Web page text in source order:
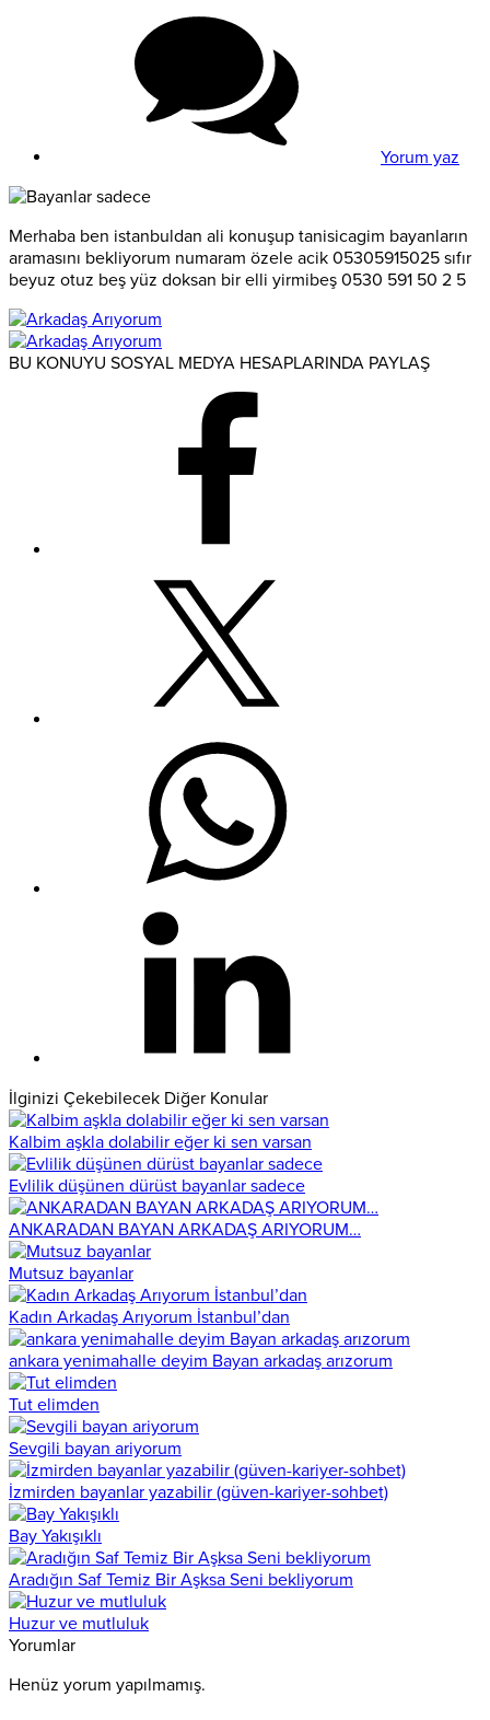
Yorum yaz
Merhaba ben istanbuldan ali konuşup tanisicagim bayanların
aramasını bekliyorum numaram özele acik 05305915025 sıfır
beyuz otuz beş yüz doksan bir elli yirmibeş 0530 591 50 2 5
BU KONUYU SOSYAL MEDYA HESAPLARINDA PAYLAŞ
İlginizi Çekebilecek Diğer Konular
Kalbim aşkla dolabilir eğer ki sen varsan
Evlilik düşünen dürüst bayanlar sadece
ANKARADAN BAYAN ARKADAŞ ARIYORUM…
Mutsuz bayanlar
Kadın Arkadaş Arıyorum İstanbul’dan
ankara yenimahalle deyim Bayan arkadaş arızorum
Tut elimden
Sevgili bayan ariyorum
İzmirden bayanlar yazabilir (güven-kariyer-sohbet)
Bay Yakışıklı
Aradığın Saf Temiz Bir Aşksa Seni bekliyorum
Huzur ve mutluluk
Yorumlar
Henüz yorum yapılmamış.